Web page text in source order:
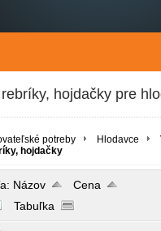
hojdačky pre
potreby Hlodavce
hojdačky
Názov
Cena
Tabuľka